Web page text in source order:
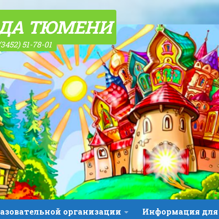
ТЮМЕНИ
51-78-01
организации Информация